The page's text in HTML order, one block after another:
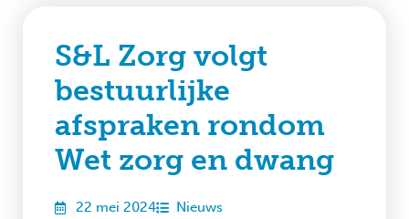
S&L Zorg volgt
bestuurlijke
afspraken rondom
Wet zorg en dwang
22 mei 2024 Nieuws